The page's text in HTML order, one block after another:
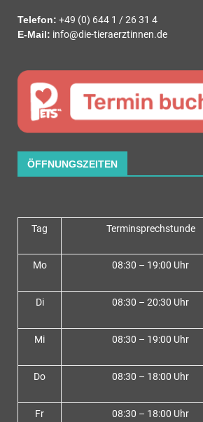
Telefon: +49 (0) 644 1 / 26 31 4
E-Mail: info@die-tieraerztinnen.de
ÖFFNUNGSZEITEN
Tag Terminsprechstunde
Mo 08:30 – 19:00 Uhr
Di 08:30 – 20:30 Uhr
Mi 08:30 – 19:00 Uhr
Do 08:30 – 18:00 Uhr
Fr 08:30 – 18:00 Uhr